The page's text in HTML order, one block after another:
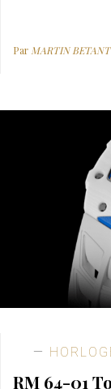
Par MARTIN BETANT
RM 64-01